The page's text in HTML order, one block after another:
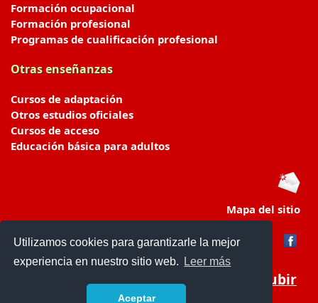
Utilizamos cookies para garantizarle la mejor
experiencia en nuestro sitio web.
Leer más
Aceptar
Formación ocupacional
Formación profesional
Programas de cualificación profesional
Otras enseñanzas
Cursos de adaptación
Otros estudios oficiales
Cursos de acceso
Educación básica para adultos
Mapa del sitio
Subir